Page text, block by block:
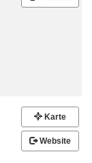
Karte
Website